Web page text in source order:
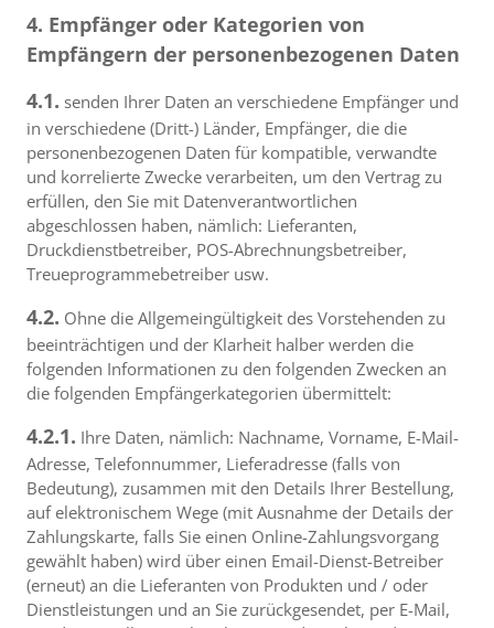
4. Empfänger oder Kategorien von
Empfängern der personenbezogenen Daten
4.1. senden Ihrer Daten an verschiedene Empfänger und
in verschiedene (Dritt-) Länder, Empfänger, die die
personenbezogenen Daten für kompatible, verwandte
und korrelierte Zwecke verarbeiten, um den Vertrag zu
erfüllen, den Sie mit Datenverantwortlichen
abgeschlossen haben, nämlich: Lieferanten,
Druckdienstbetreiber, POS-Abrechnungsbetreiber,
Treueprogrammebetreiber usw.
4.2. Ohne die Allgemeingültigkeit des Vorstehenden zu
beeinträchtigen und der Klarheit halber werden die
folgenden Informationen zu den folgenden Zwecken an
die folgenden Empfängerkategorien übermittelt:
4.2.1. Ihre Daten, nämlich: Nachname, Vorname, E-Mail-
Adresse, Telefonnummer, Lieferadresse (falls von
Bedeutung), zusammen mit den Details Ihrer Bestellung,
auf elektronischem Wege (mit Ausnahme der Details der
Zahlungskarte, falls Sie einen Online-Zahlungsvorgang
gewählt haben) wird über einen Email-Dienst-Betreiber
(erneut) an die Lieferanten von Produkten und / oder
Dienstleistungen und an Sie zurückgesendet, per E-Mail,